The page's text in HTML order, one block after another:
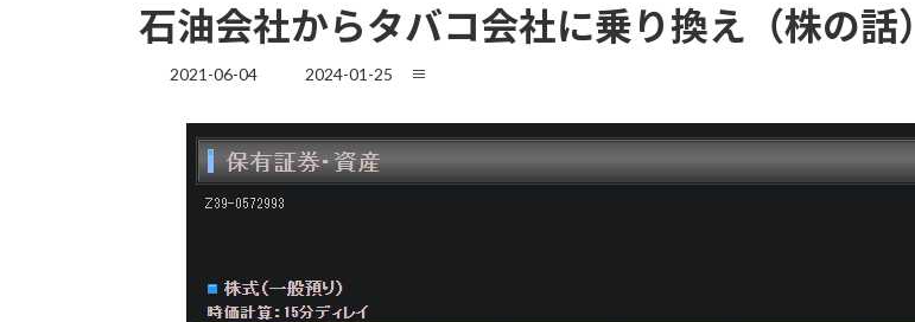
石油会社からタバコ会社に乗り換え（株の話）
2021-06-04
最
更
新
日
時
2024-01-25 ≡